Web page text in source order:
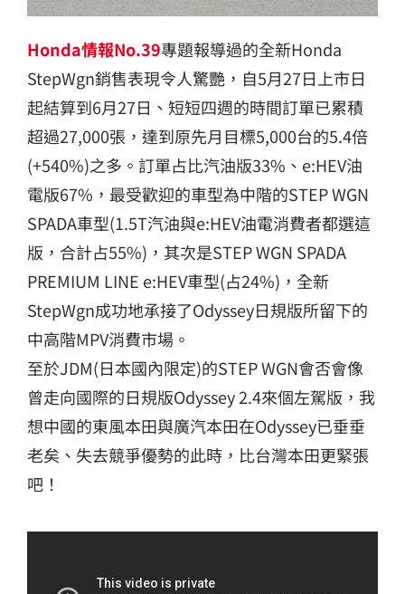
Honda情報No.39專題報導過的全新Honda
StepWgn銷售表現令人驚艷，自5月27日上市日
起結算到6月27日、短短四週的時間訂單已累積
超過27,000張，達到原先月目標5,000台的5.4倍
(+540%)之多。訂單占比汽油版33%、e:HEV油
電版67%，最受歡迎的車型為中階的STEP WGN
SPADA車型(1.5T汽油與e:HEV油電消費者都選這
版，合計占55%)，其次是STEP WGN SPADA
PREMIUM LINE e:HEV車型(占24%)，全新
StepWgn成功地承接了Odyssey日規版所留下的
中高階MPV消費市場。
至於JDM(日本國內限定)的STEP WGN會否會像
曾走向國際的日規版Odyssey 2.4來個左駕版，我
想中國的東風本田與廣汽本田在Odyssey已垂垂
老矣、失去競爭優勢的此時，比台灣本田更緊張
吧！